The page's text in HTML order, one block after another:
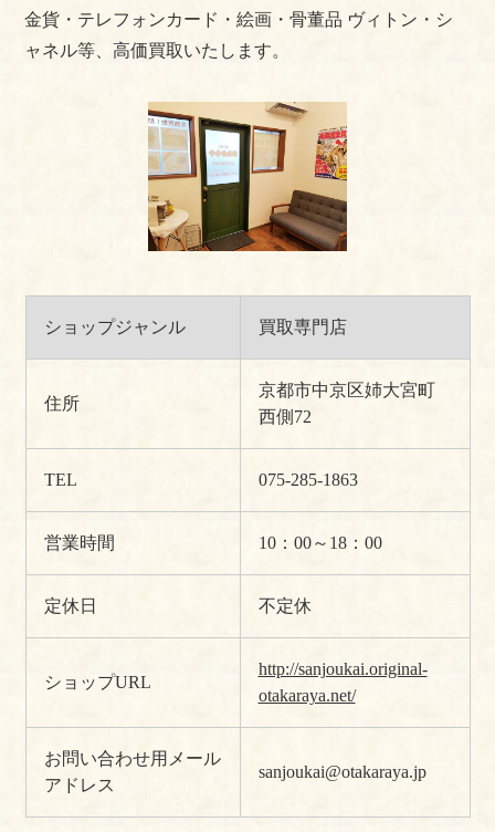
金貨・テレフォンカード・絵画・骨董品 ヴィトン・シ
ャネル等、高価買取いたします。
ショップジャンル 買取専門店
住所
京都市中京区姉大宮町
西側72
TEL 075-285-1863
営業時間 10：00～18：00
定休日 不定休
ショップURL
http://sanjoukai.original-
otakaraya.net/
お問い合わせ用メール
アドレス
sanjoukai@otakaraya.jp